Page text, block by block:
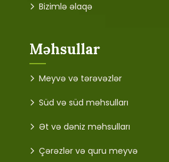
Bizimlə əlaqə
Məhsullar
Meyvə və tərəvəzlər
Süd və süd məhsulları
Ət və dəniz məhsulları
Çərəzlər və quru meyvə